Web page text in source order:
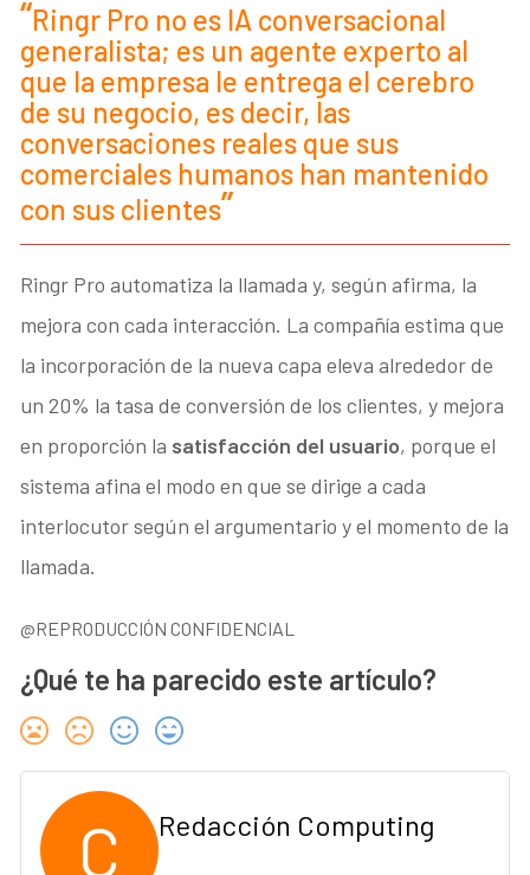
Ringr Pro no es IA conversacional
generalista; es un agente experto al
que la empresa le entrega el cerebro
de su negocio, es decir, las
conversaciones reales que sus
comerciales humanos han mantenido
con sus clientes
Ringr Pro automatiza la llamada y, según afirma, la
mejora con cada interacción. La compañía estima que
la incorporación de la nueva capa eleva alrededor de
un 20% la tasa de conversión de los clientes, y mejora
en proporción la satisfacción del usuario, porque el
sistema afina el modo en que se dirige a cada
interlocutor según el argumentario y el momento de la
llamada.
@REPRODUCCIÓN CONFIDENCIAL
¿Qué te ha parecido este artículo?
C Redacción Computing